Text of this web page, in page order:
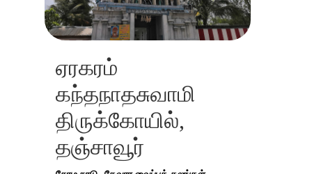
ஏரகரம்
கந்தநாதசுவாமி
திருக்கோயில்,
தஞ்சாவூர்